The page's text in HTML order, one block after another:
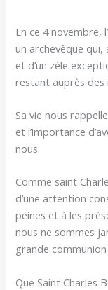
En ce 4 novembre,
un archevêque qui,
et d’un zèle
restant auprès des
Sa vie nous
et l’importance
nous.
Comme saint
d’une attention
peines et à les
nous ne sommes
grande
Que Saint Charles